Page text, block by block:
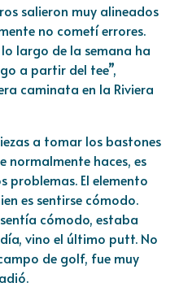
salieron muy alineados
no cometí errores.
largo de la semana ha
a partir del tee”,
caminata en la Riviera
a tomar los bastones
normalmente haces, es
problemas. El elemento
es sentirse cómodo.
cómodo, estaba
vino el último putt. No
de golf, fue muy